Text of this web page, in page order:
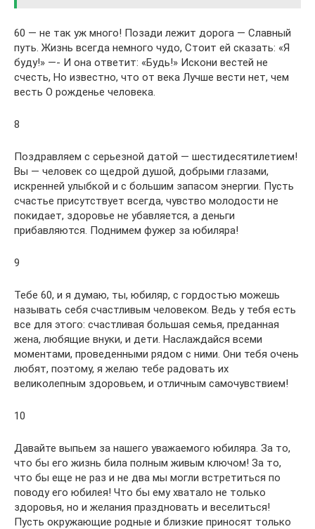
60 — не так уж много! Позади лежит дорога — Славный
путь. Жизнь всегда немного чудо, Стоит ей сказать: «Я
буду!» —- И она ответит: «Будь!» Искони вестей не
счесть, Но известно, что от века Лучше вести нет, чем
весть О рожденье человека.
8
Поздравляем с серьезной датой — шестидесятилетием!
Вы — человек со щедрой душой, добрыми глазами,
искренней улыбкой и с большим запасом энергии. Пусть
счастье присутствует всегда, чувство молодости не
покидает, здоровье не убавляется, а деньги
прибавляются. Поднимем фужер за юбиляра!
9
Тебе 60, и я думаю, ты, юбиляр, с гордостью можешь
называть себя счастливым человеком. Ведь у тебя есть
все для этого: счастливая большая семья, преданная
жена, любящие внуки, и дети. Наслаждайся всеми
моментами, проведенными рядом с ними. Они тебя очень
любят, поэтому, я желаю тебе радовать их
великолепным здоровьем, и отличным самочувствием!
10
Давайте выпьем за нашего уважаемого юбиляра. За то,
что бы его жизнь била полным живым ключом! За то,
что бы еще не раз и не два мы могли встретиться по
поводу его юбилея! Что бы ему хватало не только
здоровья, но и желания праздновать и веселиться!
Пусть окружающие родные и близкие приносят только